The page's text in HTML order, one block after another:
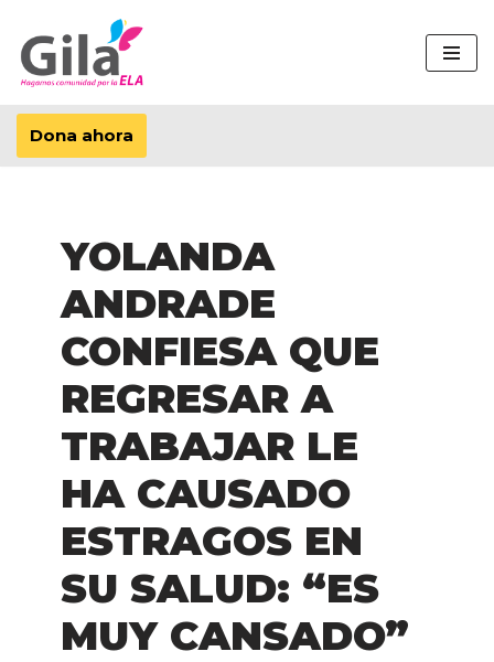
Saltar
al
contenido
Dona ahora
YOLANDA
ANDRADE
CONFIESA QUE
REGRESAR A
TRABAJAR LE
HA CAUSADO
ESTRAGOS EN
SU SALUD: “ES
MUY CANSADO”